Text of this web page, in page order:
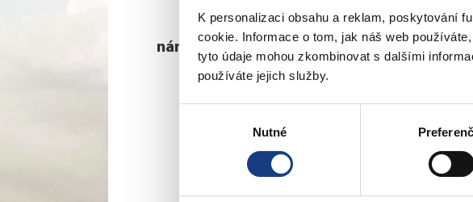
K personalizaci obsahu a reklam, poskytování
cookie. Informace o tom, jak náš web
tyto údaje mohou zkombinovat s dalšími
používáte jejich služby.
Nutné
nám. 14. října 4
Podatelna
Stavební záležitosti
Školské záležitosti
Štefánikova
Czech POINT
Matriční